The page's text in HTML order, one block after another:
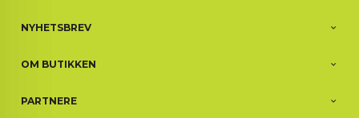
NYHETSBREV
OM BUTIKKEN
PARTNERE